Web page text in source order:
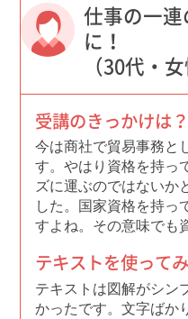
仕事の一
に！
（30代・
受講のきっかけは？
今は商社で貿易事務と
す。やはり資格を持っ
ズに運ぶのではないか
した。国家資格を持っ
すよね。その意味でも
テキストを使って
テキストは図解がシン
かったです。文字ばか